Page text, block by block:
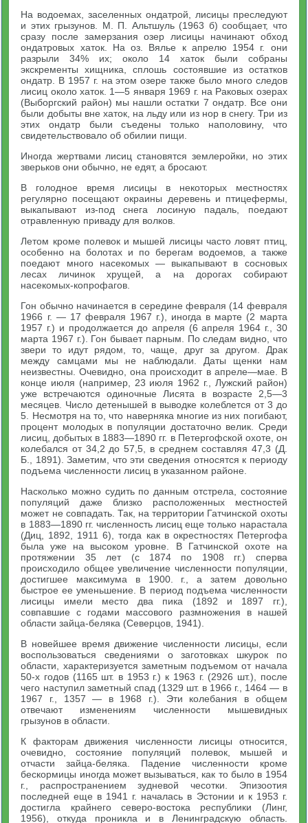
На водоемах, заселенных ондатрой, лисицы преследуют
и этих грызунов. М. П. Альтшуль (1963 б) сообщает, что
сразу после замерзания озер лисицы начинают обход
ондатровых хаток. На оз. Вялье к апрелю 1954 г. они
разрыли 34% их; около 14 хаток были собраны
экскременты хищника, сплошь состоявшие из остатков
ондатр. В 1957 г. на этом озере также было много следов
лисиц около хаток. 1—5 января 1969 г. на Раковых озерах
(Выборгский район) мы нашли остатки 7 ондатр. Все они
были добыты вне хаток, на льду или из нор в снегу. Три из
этих ондатр были съедены только наполовину, что
свидетельствовало об обилии пищи.
Иногда жертвами лисиц становятся землеройки, но этих
зверьков они обычно, не едят, а бросают.
В голодное время лисицы в некоторых местностях
регулярно посещают окраины деревень и птицефермы,
выкапывают из-под снега лосиную падаль, поедают
отравленную приваду для волков.
Летом кроме полевок и мышей лисицы часто ловят птиц,
особенно на болотах и по берегам водоемов, а также
поедают много насекомых — выкапывают в сосновых
лесах личинок хрущей, а на дорогах собирают
насекомых-копрофагов.
Гон обычно начинается в середине февраля (14 февраля
1966 г. — 17 февраля 1967 г.), иногда в марте (2 марта
1957 г.) и продолжается до апреля (6 апреля 1964 г., 30
марта 1967 г.). Гон бывает парным. По следам видно, что
звери то идут рядом, то, чаще, друг за другом. Драк
между самцами мы не наблюдали. Даты щенки нам
неизвестны. Очевидно, она происходит в апреле—мае. В
конце июля (например, 23 июля 1962 г., Лужский район)
уже встречаются одиночные Лисята в возрасте 2,5—3
месяцев. Число детенышей в выводке колеблется от 3 до
5. Несмотря на то, что наверняка многие из них погибают,
процент молодых в популяции достаточно велик. Среди
лисиц, добытых в 1883—1890 гг. в Петергофской охоте, он
колебался от 34,2 до 57,5, в среднем составляя 47,3 (Д.
Б., 1891). Заметим, что эти сведения относятся к периоду
подъема численности лисиц в указанном районе.
Насколько можно судить по данным отстрела, состояние
популяций даже близко расположенных местностей
может не совпадать. Так, на территории Гатчинской охоты
в 1883—1890 гг. численность лисиц еще только нарастала
(Диц, 1892, 1911 6), тогда как в окрестностях Петергофа
была уже на высоком уровне. В Гатчинской охоте на
протяжении 35 лет (с 1874 по 1908 гг.) сперва
происходило общее увеличение численности популяции,
достигшее максимума в 1900. г., а затем довольно
быстрое ее уменьшение. В период подъема численности
лисицы имели место два пика (1892 и 1897 гг.),
совпавшие с годами массового размножения в нашей
области зайца-беляка (Северцов, 1941).
В новейшее время движение численности лисицы, если
воспользоваться сведениями о заготовках шкурок по
области, характеризуется заметным подъемом от начала
50-х годов (1165 шт. в 1953 г.) к 1963 г. (2926 шт.), после
чего наступил заметный спад (1329 шт. в 1966 г., 1464 — в
1967 г., 1357 — в 1968 г.). Эти колебания в общем
отвечают изменениям численности мышевидных
грызунов в области.
К факторам движения численности лисицы относится,
очевидно, состояние популяций полевок, мышей и
отчасти зайца-беляка. Падение численности кроме
бескормицы иногда может вызываться, как то было в 1954
г., распространением зудневой чесотки. Эпизоотия
последней еще в 1941 г. началась в Эстонии и к 1953 г.
достигла крайнего северо-востока республики (Линг,
1956), откуда проникла и в Ленинградскую область.